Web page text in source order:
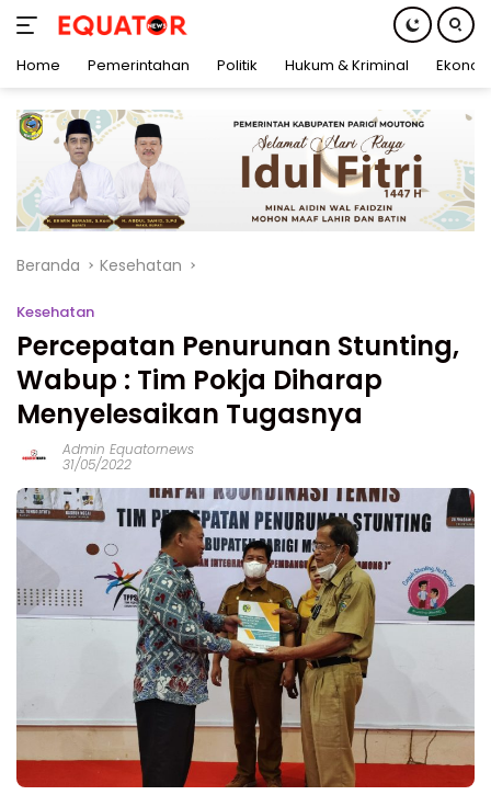
konten
Home Pemerintahan Politik Hukum & Kriminal
Beranda Kesehatan
Kesehatan
Percepatan Penurunan Stunting,
Wabup : Tim Pokja Diharap
Menyelesaikan Tugasnya
Admin Equatornews
31/05/2022